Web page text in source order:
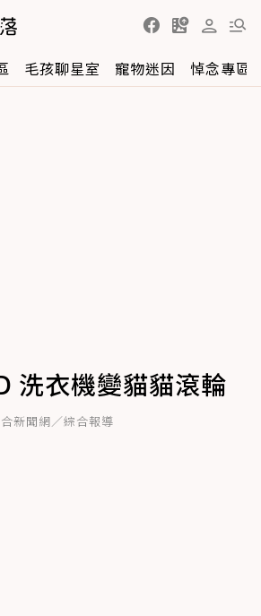
毛孩聊星室 寵物迷因 悼念專區
洗衣機變貓貓滾輪
新聞網／綜合報導